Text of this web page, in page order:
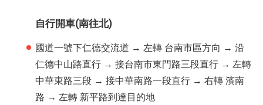
自行開車(南往北)
國道一號下仁德交流道 → 左轉 台南市區方向 → 沿
仁德中山路直行 → 接台南市東門路三段直行 → 左轉
中華東路三段 → 接中華南路一段直行 → 右轉 濱南
路 → 左轉 新平路到達目的地